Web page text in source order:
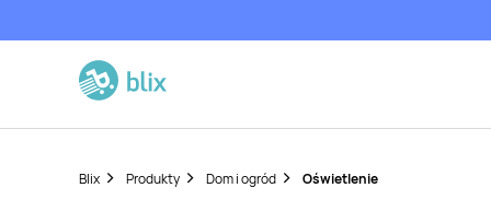
Blix Produkty Dom i ogród Oświetlenie